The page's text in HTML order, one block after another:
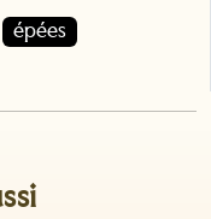
suivantes. Vous
épées